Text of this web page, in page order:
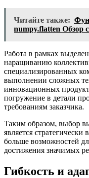
Читайте также:
numpy.flatten Обзор
Работа в рамках
наращиванию
специализированных
выполнении сложных
инновационных
погружение в детали
требованиям заказчика.
Таким образом, выбор
является
больше возможностей
достижения значимых
Гибкость и